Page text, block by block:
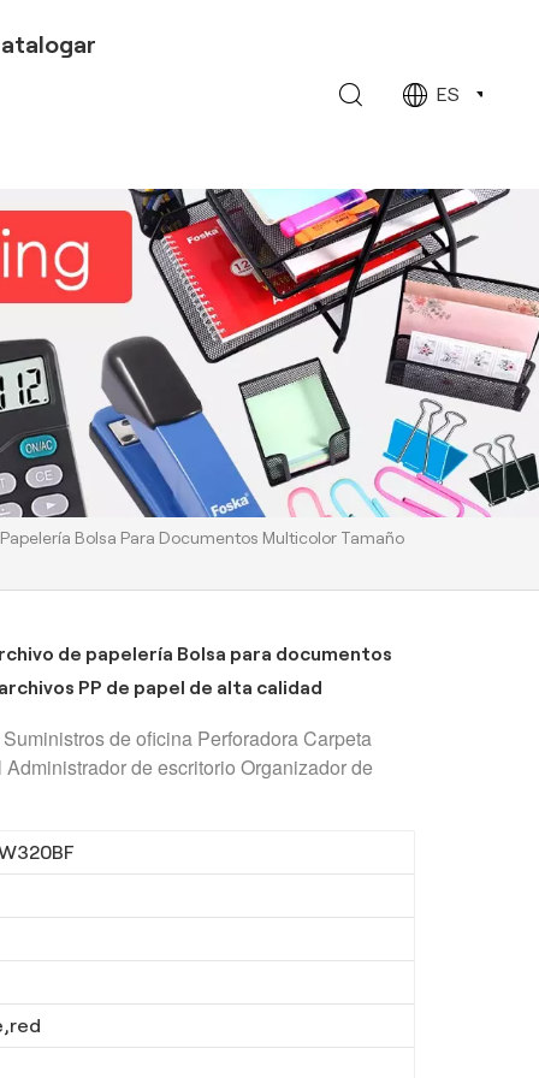
ES
Bolsa Para Documentos Multicolor Tamaño
de papelería Bolsa para documentos
PP de papel de alta calidad
de oficina Perforadora Carpeta
de escritorio Organizador de